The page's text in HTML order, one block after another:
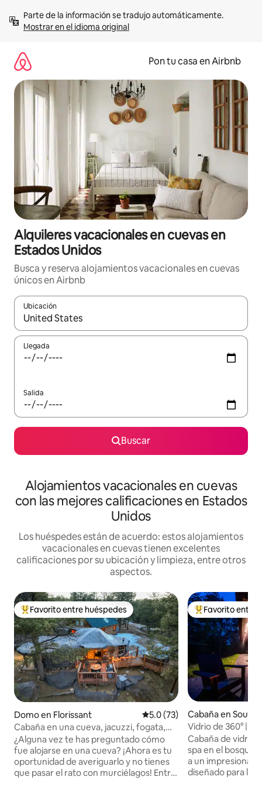
contenidoMostrar en el idioma original
Pon tu casa en Airbnb
Alquileres vacacionales en cuevas en
Estados Unidos
Busca y reserva alojamientos vacacionales en cuevas
únicos en Airbnb
Ubicación
Cuando los resultados estén disponibles, navega con las
Llegada
Salida
Buscar
Alojamientos vacacionales en cuevas
con las mejores calificaciones en Estados
Unidos
Los huéspedes están de acuerdo: estos alojamientos
vacacionales en cuevas tienen excelentes
calificaciones por su ubicación y limpieza, entre otros
aspectos.
Favorito entre huéspedes preferido
Favorito entre huéspedes
Domo en Florissant Calificación promedio: 5.0 de
5.0 (73)
Cabaña en una cueva, jacuzzi, fogata,
experiencia en las montañas
¿Alguna vez te has preguntado cómo
fue alojarse en una cueva? ¡Ahora es tu
oportunidad de averiguarlo y no tienes
que pasar el rato con murciélagos! Entra
Favorito entre
Favorito entre
Cabaña en South
ville
Vidrio de 360° |
en frío | Hocking
Cabaña de vidrio
spa en el bosque
a un
diseñado para la